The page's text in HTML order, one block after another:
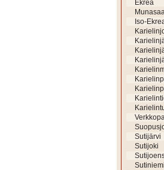
Ekrea
Iso-
Sutijärvi
Sutijoki
Sutiniemi